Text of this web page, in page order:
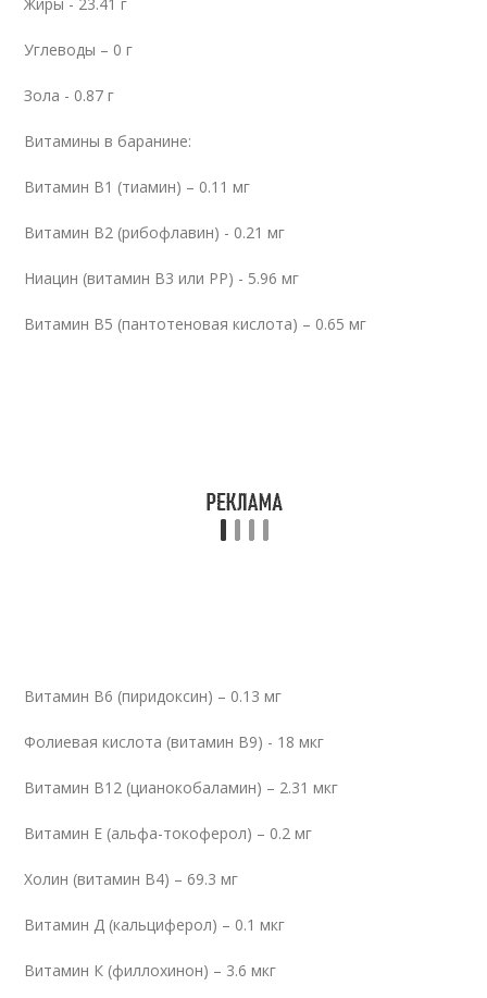
Углеводы – 0 г
Зола - 0.87 г
Витамины в баранине:
Витамин В1 (тиамин) – 0.11 мг
Витамин В2 (рибофлавин) - 0.21 мг
Ниацин (витамин В3 или РР) - 5.96 мг
Витамин В5 (пантотеновая кислота) – 0.65 мг
Витамин В6 (пиридоксин) – 0.13 мг
Фолиевая кислота (витамин В9) - 18 мкг
Витамин В12 (цианокобаламин) – 2.31 мкг
Витамин Е (альфа-токоферол) – 0.2 мг
Холин (витамин В4) – 69.3 мг
Витамин Д (кальциферол) – 0.1 мкг
Витамин К (филлохинон) – 3.6 мкг